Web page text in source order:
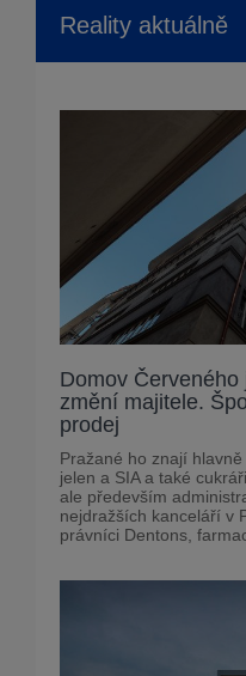
Reality aktuálně
Domov
změní majitele.
prodej
Pražané ho znají
jelen a SIA a také
ale především
nejdražších kanceláří v
právníci Dentons,